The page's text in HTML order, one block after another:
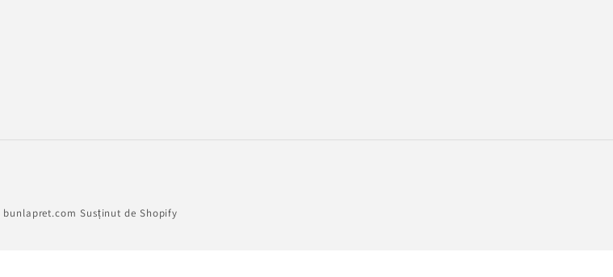
bunlapret.com Susținut de Shopify